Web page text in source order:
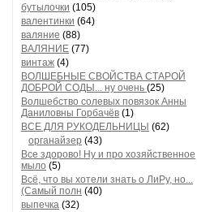
бутылочки (105)
валентинки (64)
валяние (88)
ВАЛЯНИЕ (77)
винтаж (4)
ВОЛШЕБНЫЕ СВОЙСТВА СТАРОЙ
ДОБРОЙ СОДЫ... ну очень (25)
Волшебство солевых повязок Анны
Даниловны Горбачёв (1)
ВСЕ ДЛЯ РУКОДЕЛЬНИЦЫ (62)
органайзер (43)
Все здорово! Ну и про хозяйственное
мыло (5)
Всё, что вы хотели знать о ЛиРу, но...
(Самый полн (40)
выпечка (32)